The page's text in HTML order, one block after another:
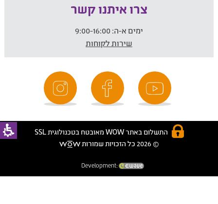
צרו איתנו קשר
ימים א-ה:
שירות לקוחות
התשלום באתר WOW מאובטח בטכנולוגית SSL
© 2026 כל הזכויות שמורות
Development: